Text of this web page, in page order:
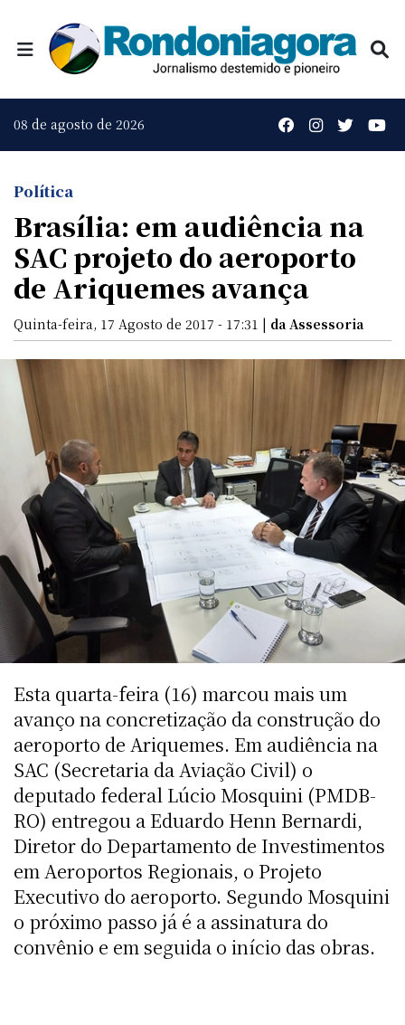
08 de agosto de 2026
Política
Brasília: em audiência na
SAC projeto do aeroporto
de Ariquemes avança
Quinta-feira, 17 Agosto de 2017 - 17:31 | da Assessoria
Esta quarta-feira (16) marcou mais um
avanço na concretização da construção do
aeroporto de Ariquemes. Em audiência na
SAC (Secretaria da Aviação Civil) o
deputado federal Lúcio Mosquini (PMDB-
RO) entregou a Eduardo Henn Bernardi,
Diretor do Departamento de Investimentos
em Aeroportos Regionais, o Projeto
Executivo do aeroporto. Segundo Mosquini
o próximo passo já é a assinatura do
convênio e em seguida o início das obras.